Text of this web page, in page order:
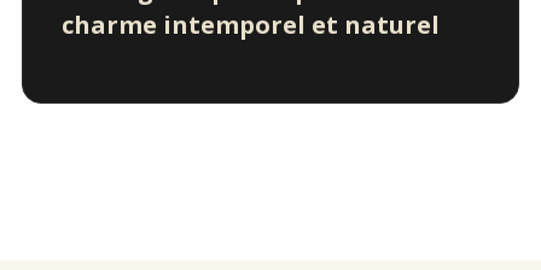
charme intemporel et naturel